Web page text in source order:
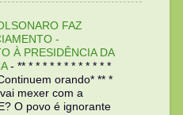
FAZ
-
À PRESIDÊNCIA DA
- ** * * * * * * * * * * * *
orando* ** *
mexer com a
O povo é ignorante